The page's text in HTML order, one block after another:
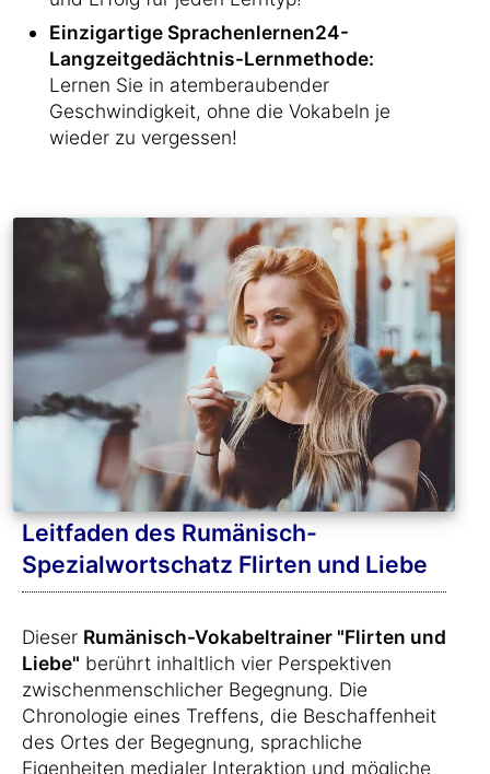
Einzigartige Sprachenlernen24-
Langzeitgedächtnis-Lernmethode:
Lernen Sie in atemberaubender
Geschwindigkeit, ohne die Vokabeln je
wieder zu vergessen!
Leitfaden des Rumänisch-
Spezialwortschatz Flirten und Liebe
Dieser Rumänisch-Vokabeltrainer "Flirten und
Liebe" berührt inhaltlich vier Perspektiven
zwischenmenschlicher Begegnung. Die
Chronologie eines Treffens, die Beschaffenheit
des Ortes der Begegnung, sprachliche
Eigenheiten medialer Interaktion und mögliche